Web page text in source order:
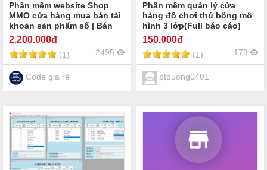
Phần mềm website Shop
MMO cửa hàng mua bán tài
khoản sản phẩm số | Bán
dịch vụ MMO tài khoản số
ChatGPT AI Netflix Canva
Youtube | Bán tool MMO
bán key phần mềm dịch vụ
sản phẩm số source code
2.200.000đ
(1) 2495
Code giá rẻ
Phần mềm quản lý cửa
hàng đồ chơi thú bông mô
hình 3 lớp(Full báo cáo)
150.000đ
(1) 173
ptduong0401